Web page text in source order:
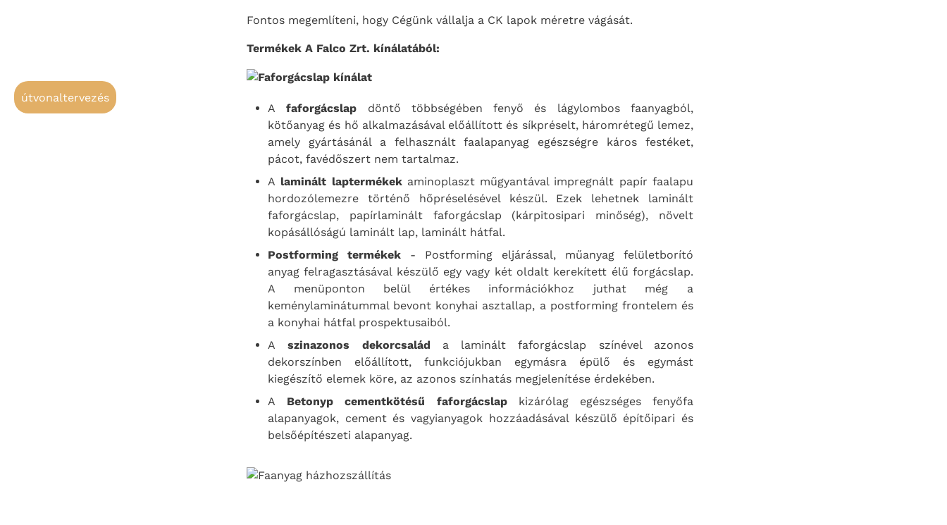
útvonaltervezés
Fontos megemlíteni, hogy Cégünk vállalja a CK lapok méretre vágását.
Termékek A Falco Zrt. kínálatából:
Afaforgácslap döntő többségében fenyő és lágylombos faanyagból,
kötőanyag és hő alkalmazásával előállított és síkpréselt, háromrétegű lemez,
amely gyártásánál a felhasznált faalapanyag egészségre káros festéket,
pácot, favédőszert nem tartalmaz.
A laminált laptermékekaminoplaszt műgyantával impregnált papír faalapu
hordozólemezre történő hőpréselésével készül. Ezek lehetnek laminált
faforgácslap, papírlaminált faforgácslap (kárpitosipari minőség), növelt
kopásállóságú laminált lap, laminált hátfal.
Postforming termékek - Postforming eljárással, műanyag felületborító
anyag felragasztásával készülő egy vagy két oldalt kerekített élű forgácslap.
A menüponton belül értékes információkhoz juthat még a
keménylaminátummal bevont konyhai asztallap, a postforming frontelem és
a konyhai hátfal prospektusaiból.
Aszinazonos dekorcsalád a laminált faforgácslap színével azonos
dekorszínben előállított, funkciójukban egymásra épülő és egymást
kiegészítő elemek köre, az azonos színhatás megjelenítése érdekében.
A Betonyp cementkötésű faforgácslapkizárólag egészséges fenyőfa
alapanyagok, cement és vagyianyagok hozzáadásával készülő építőipari és
belsőépítészeti alapanyag.